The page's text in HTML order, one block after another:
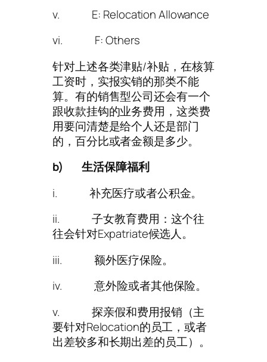
v. E: Relocation Allowance
vi. F: Others
针对上述各类津贴/补贴，在核算
工资时，实报实销的那类不能
算。有的销售型公司还会有一个
跟收款挂钩的业务费用，这类费
用要问清楚是给个人还是部门
的，百分比或者金额是多少。
b)生活保障福利
i. 补充医疗或者公积金。
ii. 子女教育费用：这个往
往会针对Expatriate候选人。
iii. 额外医疗保险。
iv. 意外险或者其他保险。
v. 探亲假和费用报销（主
要针对Relocation的员工，或者
出差较多和长期出差的员工）。